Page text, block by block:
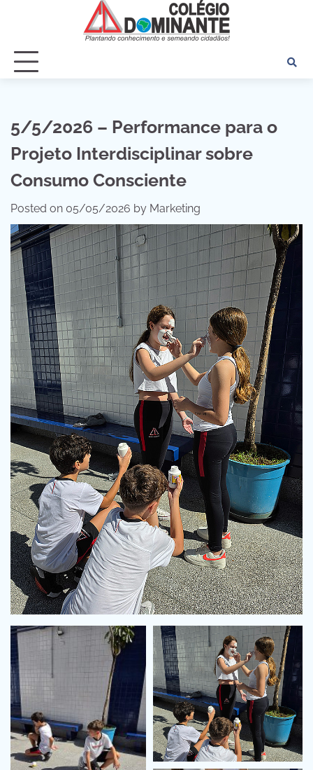
5/5/2026 – Performance para o
Projeto Interdisciplinar sobre
Consumo Consciente
Posted on 05/05/2026 by Marketing